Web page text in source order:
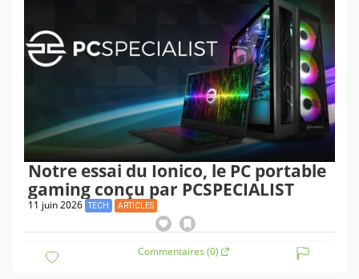
Notre essai du Ionico, le PC portable
gaming conçu par PCSPECIALIST
11 juin 2026 TECH ARTICLES
Commentaires (0)